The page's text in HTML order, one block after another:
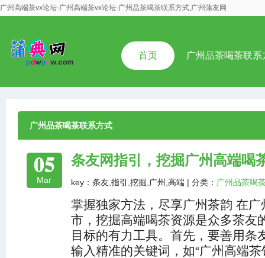
广州高端茶vx论坛-广州高端茶vx论坛-广州品茶喝茶联系方式,广州蒲友网
首页 广州品茶喝茶联系
广州品茶喝茶联系方式
05
Mar
条友网指引，挖掘广州高端喝
key：条友,指引,挖掘,广州,高端 | 分类： 广州品茶喝
掌握独家方法，尽享广州茶韵 在
市，挖掘高端喝茶资源是众多茶友
目标的有力工具。首先，要善用条
输入精准的关键词，如“广州高端茶